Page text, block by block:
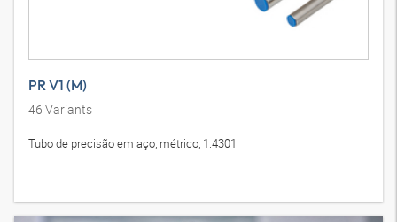
PR V1 (M)
46 Variants
Tubo de precisão em aço, métrico, 1.4301